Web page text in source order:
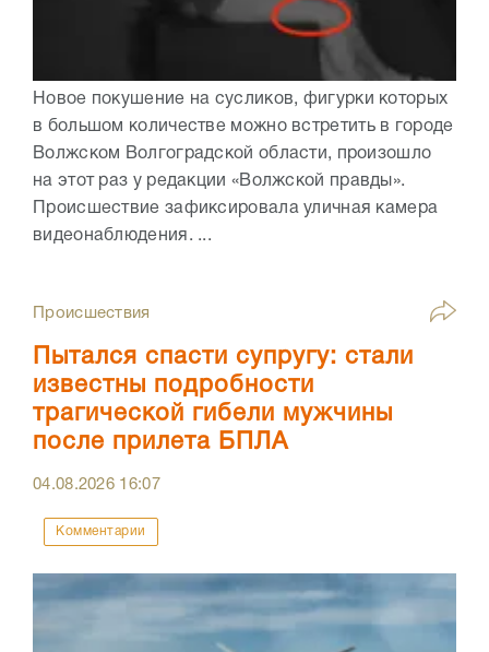
Новое покушение на сусликов, фигурки которых
в большом количестве можно встретить в городе
Волжском Волгоградской области, произошло
на этот раз у редакции «Волжской правды».
Происшествие зафиксировала уличная камера
видеонаблюдения. ...
Происшествия
Пытался спасти супругу: стали
известны подробности
трагической гибели мужчины
после прилета БПЛА
04.08.2026 16:07
Комментарии